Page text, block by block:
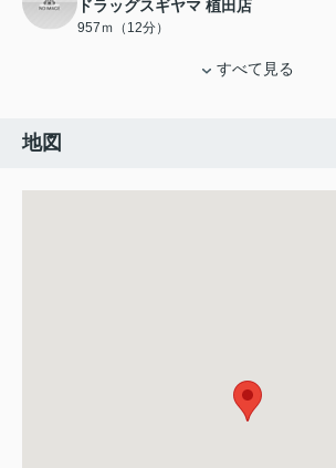
ドラッグスギヤマ 植田店
957ｍ（12分）
すべて見る
地図